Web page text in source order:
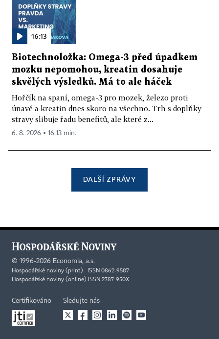
16:13
Biotechnoložka: Omega-3 před úpadkem
mozku nepomohou, kreatin dosahuje
skvělých výsledků. Má to ale háček
Hořčík na spaní, omega-3 pro mozek, železo proti
únavě a kreatin dnes skoro na všechno. Trh s doplňky
stravy slibuje řadu benefitů, ale které z...
6. 8. 2026 ▪ 16:13 min.
DALŠÍ ZPRÁVY
© 1996-2026 Economia, a.s.
Hospodářské noviny (print) ISSN 0862-9587
Hospodářské noviny (online) ISSN 2787-950X
Certifikováno Sledujte nás